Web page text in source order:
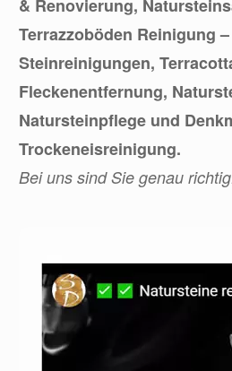
& Renovierung,
Terrazzoböden Reinigung
Steinreinigungen,
Fleckenentfernung,
Natursteinpflege und
Trockeneisreinigung.
Bei uns sind Sie genau